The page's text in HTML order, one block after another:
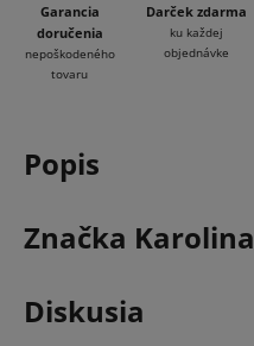
Garancia
doručenia
nepoškodeného
tovaru
Darček zdarma
ku každej
objednávke
Popis
Značka Karolina
Diskusia